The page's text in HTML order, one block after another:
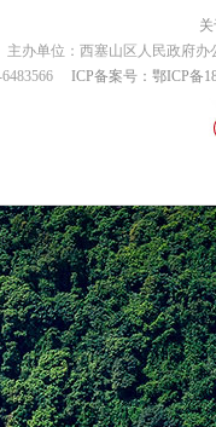
主办单位：西塞山区人民政府
6483566 ICP备案号：鄂ICP备